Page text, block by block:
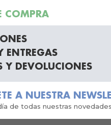
COMPRA
ENTREGAS
Y DEVOLUCIONES
A NUESTRA
de todas nuestras novedades